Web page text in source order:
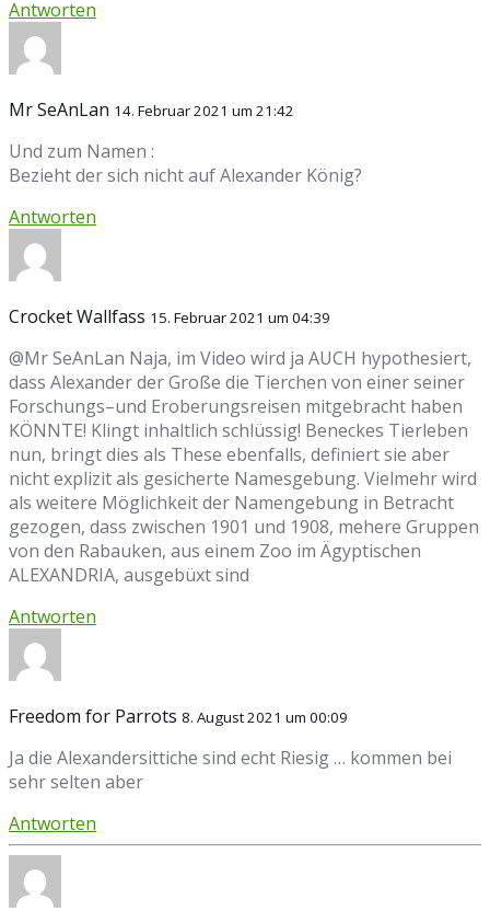
Antworten
Mr SeAnLan 14. Februar 2021 um 21:42
Und zum Namen :
Bezieht der sich nicht auf Alexander König?
Antworten
Crocket Wallfass 15. Februar 2021 um 04:39
@Mr SeAnLan Naja, im Video wird ja AUCH hypothesiert,
dass Alexander der Große die Tierchen von einer seiner
Forschungs–und Eroberungsreisen mitgebracht haben
KÖNNTE! Klingt inhaltlich schlüssig! Beneckes Tierleben
nun, bringt dies als These ebenfalls, definiert sie aber
nicht explizit als gesicherte Namesgebung. Vielmehr wird
als weitere Möglichkeit der Namengebung in Betracht
gezogen, dass zwischen 1901 und 1908, mehere Gruppen
von den Rabauken, aus einem Zoo im Ägyptischen
ALEXANDRIA, ausgebüxt sind
Antworten
Freedom for Parrots 8. August 2021 um 00:09
Ja die Alexandersittiche sind echt Riesig … kommen bei
sehr selten aber
Antworten